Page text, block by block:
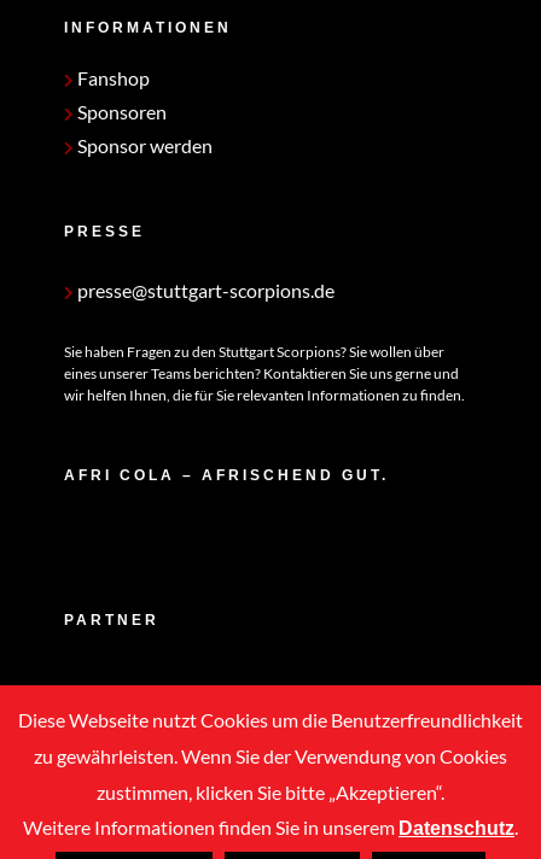
INFORMATIONEN
Fanshop
Sponsoren
Sponsor werden
PRESSE
presse@stuttgart-scorpions.de
Sie haben Fragen zu den Stuttgart Scorpions? Sie wollen über
eines unserer Teams berichten? Kontaktieren Sie uns gerne und
wir helfen Ihnen, die für Sie relevanten Informationen zu finden.
AFRI COLA – AFRISCHEND GUT.
PARTNER
Diese Webseite nutzt Cookies um die Benutzerfreundlichkeit
zu gewährleisten. Wenn Sie der Verwendung von Cookies
zustimmen, klicken Sie bitte „Akzeptieren“.
Weitere Informationen finden Sie in unserem Datenschutz.